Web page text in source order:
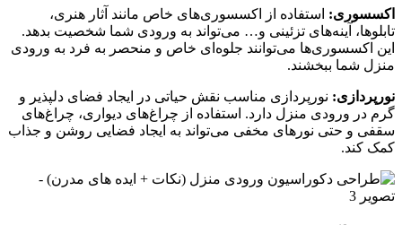
اکسسوری: استفاده از اکسسوری‌های خاص مانند آثار هنری،
تابلوها، آینه‌های تزئینی و… می‌تواند به ورودی شما شخصیت بدهد.
این اکسسوری‌ها می‌توانند جلوه‌ای خاص و منحصر به فرد به ورودی
منزل شما ببخشند.
نورپردازی: نورپردازی مناسب نقش حیاتی در ایجاد فضای دلپذیر و
گرم در ورودی منزل دارد. استفاده از چراغ‌های دیواری، چراغ‌های
سقفی و حتی نورهای مخفی می‌تواند به ایجاد فضایی روشن و جذاب
کمک کند.